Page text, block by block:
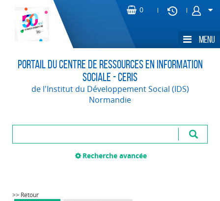
Portail du Centre de Ressources en Information
Sociale - CERIS
de l'Institut du Développement Social (IDS)
Normandie
Recherche avancée
>> Retour